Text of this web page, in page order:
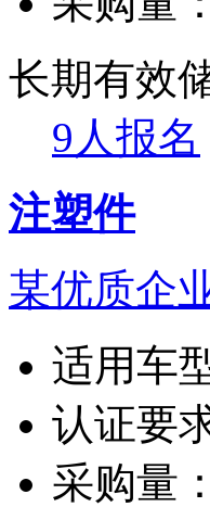
长期有效
9人报名
注塑件
某优质企
适用车
认证要
采购量：